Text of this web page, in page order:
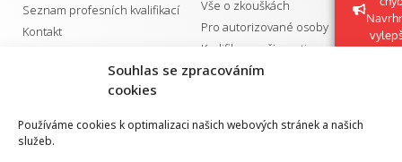
Souhlas se zpracováním
cookies
Používáme cookies k optimalizaci našich webových stránek a našich
služeb.
Seznam profesních kvalifikací
Kontakt
Vše o zkouškách
Pro autorizované osoby
Kvalifikace a živnosti
GDPR